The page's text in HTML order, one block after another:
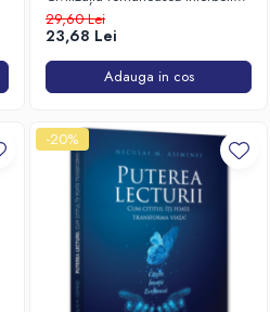
(1918-1940)
29,60 Lei
23,68 Lei
Adauga in cos
-20%